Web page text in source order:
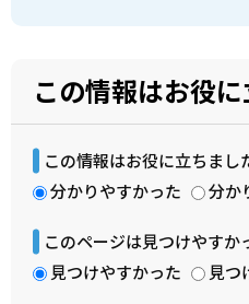
この情報はお役
この情報はお役に立ちまし
分かりやすかった
分か
このページは見つけやすか
見つけやすかった
見つ